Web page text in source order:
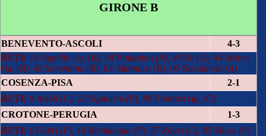
GIRONE B
BENEVENTO-ASCOLI
4-3
RETI: 14 Agnello rig. (B), 24 Palazzino (A), 40 Re (A), 44 Malva
rig. (B), 45 Sorrentino (B), 63 Altamura (B), 90 Nacciarriti (A)
COSENZA-PISA
2-1
RETI: 9 Arioli (C), 22 Signorini (P), 90 Florenzi rig. (C)
CROTONE-PERUGIA
1-3
RETI: 6 Fabri (P), 16 Bevilacqua (P), 37 Rojas (C), 85 Mussi (P)